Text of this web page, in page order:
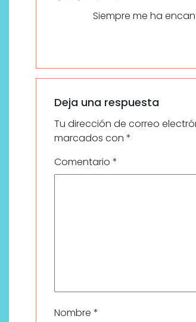
Siempre me ha
Deja una respuesta
Tu dirección de correo
marcados con *
Comentario *
Nombre *